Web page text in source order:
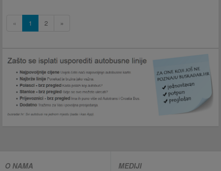
« 1 2 »
O NAMA MEDIJI